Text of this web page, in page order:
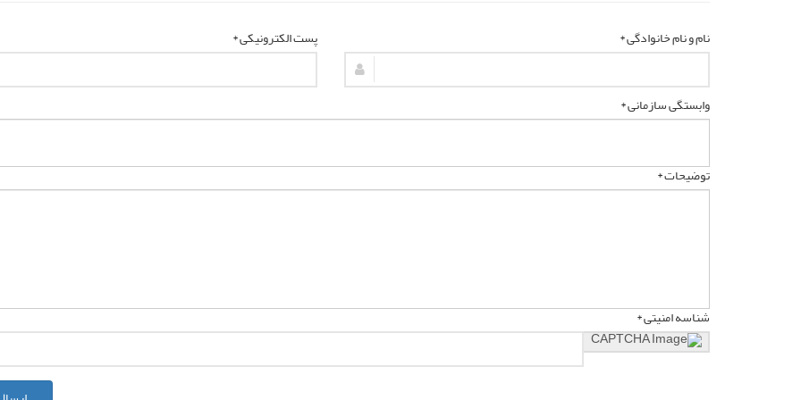
نام و نام خانوادگی * پست الکترونیکی *
وابستگی سازمانی *
توضیحات *
شناسه امنیتی *